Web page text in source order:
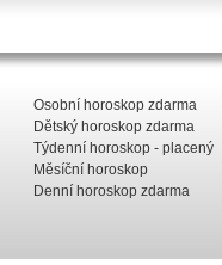
Osobní horoskop zdarma
Dětský horoskop zdarma
Týdenní horoskop - placený
Měsíční horoskop
Denní horoskop zdarma